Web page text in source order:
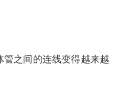
之间的连线变得越来越